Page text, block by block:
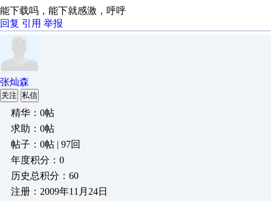
能下载吗，能下就感激，呼呼
回复 引用 举报
张灿森
关注 私信
精华：0帖
求助：0帖
帖子：0帖 | 97回
年度积分：0
历史总积分：60
注册：2009年11月24日